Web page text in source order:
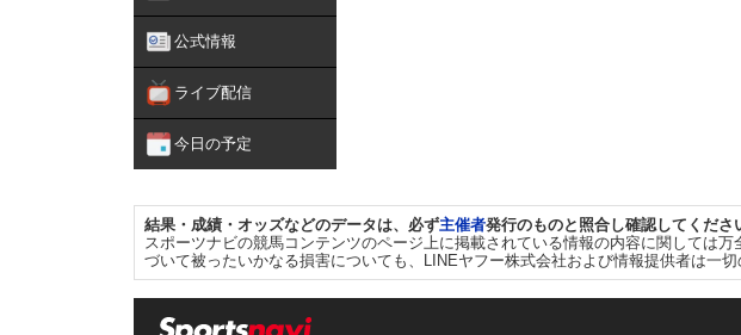
公式情報
ライブ配信
今日の予定
結果・成績・オッズなどのデータは、必ず主催者発行のものと照合し確認してくださ
スポーツナビの競馬コンテンツのページ上に掲載されている情報の内容に関しては
づいて被ったいかなる損害についても、LINEヤフー株式会社および情報提供者は一切